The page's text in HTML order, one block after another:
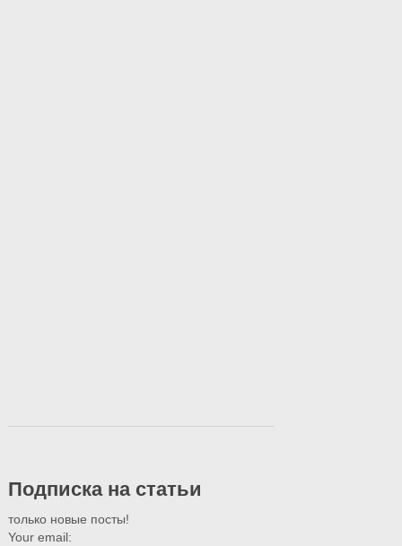
Подписка на статьи
только новые посты!
Your email: